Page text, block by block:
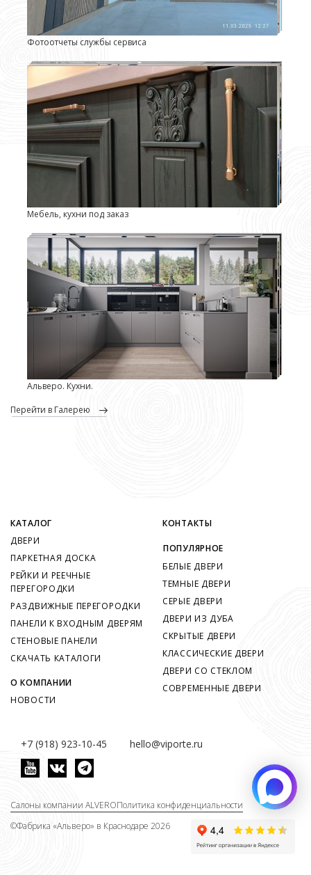
Фотоотчеты службы сервиса
Мебель, кухни под заказ
Альверо. Кухни.
перейти в Галерею
+7 (918) 923-10-45 hello@viporte.ru
КАТАЛОГ
ДВЕРИ
ПАРКЕТНАЯ ДОСКА
РЕЙКИ И РЕЕЧНЫЕ
ПЕРЕГОРОДКИ
РАЗДВИЖНЫЕ ПЕРЕГОРОДКИ
ПАНЕЛИ К ВХОДНЫМ ДВЕРЯМ
СТЕНОВЫЕ ПАНЕЛИ
СКАЧАТЬ КАТАЛОГИ
О КОМПАНИИ
НОВОСТИ
КОНТАКТЫ
ПОПУЛЯРНОЕ
БЕЛЫЕ ДВЕРИ
ТЕМНЫЕ ДВЕРИ
СЕРЫЕ ДВЕРИ
ДВЕРИ ИЗ ДУБА
СКРЫТЫЕ ДВЕРИ
КЛАССИЧЕСКИЕ ДВЕРИ
ДВЕРИ СО СТЕКЛОМ
СОВРЕМЕННЫЕ ДВЕРИ
©Фабрика «Альверо» в Краснодаре 2026
Салоны компании ALVEROПолитика конфиденциальности